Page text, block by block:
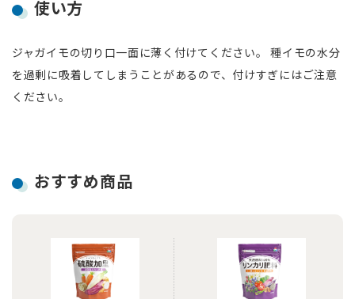
使い方
ジャガイモの切り口一面に薄く付けてください。 種イモの水分
を過剰に吸着してしまうことがあるので、付けすぎにはご注意
ください。
おすすめ商品